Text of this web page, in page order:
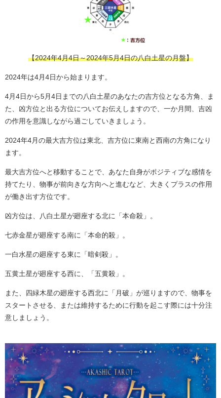
【2024年4月4日～2024年5月4日の八白土星の月盤】
2024年は4月4日から始まります。
4月4日から5月4日までの八白土星のあなたの吉方位となる方角、ま
た、凶方位と出る方位についてお伝えしますので、一か月間、吉凶
の作用を意識しながら過ごしていきましょう。
2024年4月の最大吉方位は東北、吉方位に東南と西南の方角になり
ます。
最大吉方位へと移動することで、あなた自身がポジティブな感情を
持てたり、物事が前向きな方向へと進むなど、大きくプラスの作用
が働き出す方位です。
凶方位は、八白土星が廻座する北に「本命殺」。
七赤金星が廻座する南に「本命的殺」。
一白水星の廻座する東に「暗剣殺」。
五黄土星が廻座する西に、「五黄殺」。
また、四緑木星の廻座する西北に「月破」が巡りますので、物事を
スタートさせる、または維持するために行動を起こす際には十分注
意しましょう。